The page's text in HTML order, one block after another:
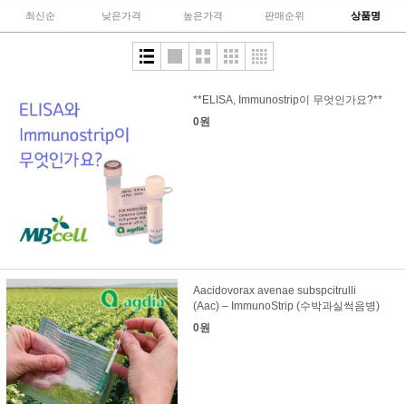
최신순 낮은가격 높은가격 판매순위 상품명
**ELISA, Immunostrip이 무엇인가요?**
0원
Aacidovorax avenae subspcitrulli
(Aac) – ImmunoStrip (수박과실썩음병)
0원